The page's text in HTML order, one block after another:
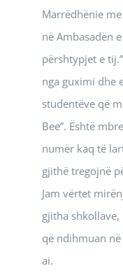
Marrëdhënie
në Ambasadën
përshtypjet e
nga guximi dhe
studentëve që
Bee”. Është
numër kaq të
gjithë tregojnë
Jam vërtet
gjitha
që ndihmuan
ai.